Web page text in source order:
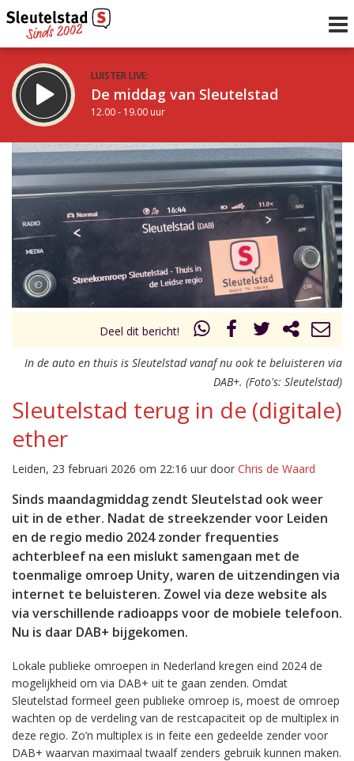
LUISTER LIVE:
De middag van Sleutelstad
12.00 - 19.00 uur
STRAKS:
De avond van Sleutelstad
19.00 - 22.00 uur
Vorig uur
uur 1 van 0 Volgend uur
Deel dit bericht!
In de auto en thuis is Sleutelstad vanaf nu ook te beluisteren via
DAB+. (Foto's: Sleutelstad)
Sleutelstad terug in de (digitale)
ether
Leiden, 23 februari 2026 om 22:16 uur door Chris de Waard
Sinds maandagmiddag zendt Sleutelstad ook weer
uit in de ether. Nadat de streekzender voor Leiden
en de regio medio 2024 zonder frequenties
achterbleef na een mislukt samengaan met de
toenmalige omroep Unity, waren de uitzendingen via
internet te beluisteren. Zowel via deze website als
via verschillende radioapps voor de mobiele telefoon.
Nu is daar DAB+ bijgekomen.
Lokale publieke omroepen in Nederland kregen eind 2024 de
mogelijkheid om via DAB+ uit te gaan zenden. Omdat
Sleutelstad formeel geen publieke omroep is, moest de omroep
wachten op de verdeling van de restcapaciteit op de multiplex in
deze regio. Zo’n multiplex is in feite een gedeelde zender voor
DAB+ waarvan maximaal twaalf zenders gebruik kunnen maken.